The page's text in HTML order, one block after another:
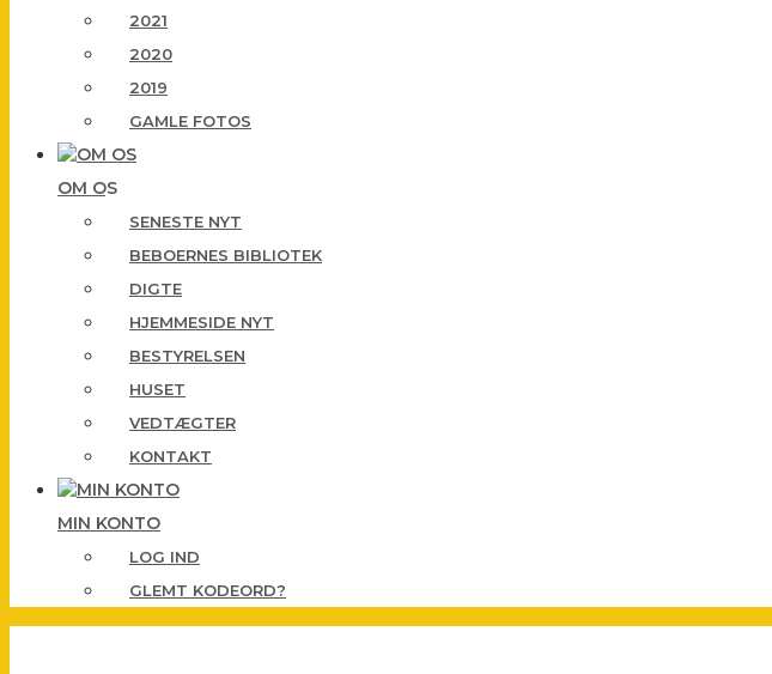
2021
2020
2019
GAMLE FOTOS
OM OS
SENESTE NYT
BEBOERNES BIBLIOTEK
DIGTE
HJEMMESIDE NYT
BESTYRELSEN
HUSET
VEDTÆGTER
KONTAKT
MIN KONTO
LOG IND
GLEMT KODEORD?